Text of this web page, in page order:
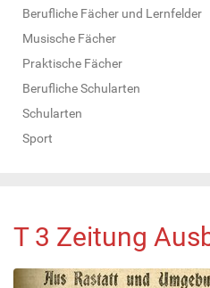
Berufliche Fächer und Lernfelder
Musische Fächer
Praktische Fächer
Berufliche Schularten
Schularten
Sport
T 3 Zeitung